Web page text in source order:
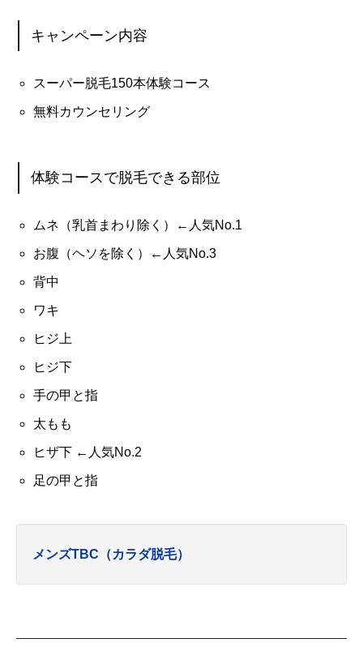
キャンペーン内容
スーパー脱毛150本体験コース
無料カウンセリング
体験コースで脱毛できる部位
ムネ（乳首まわり除く）←人気No.1
お腹（ヘソを除く）←人気No.3
背中
ワキ
ヒジ上
ヒジ下
手の甲と指
太もも
ヒザ下 ←人気No.2
足の甲と指
メンズTBC（カラダ脱毛）